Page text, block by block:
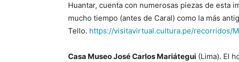
Huantar, cuenta con numerosas piezas de esta
mucho tiempo (antes de Caral) como la más
Tello. https://visitavirtual.cultura.pe/recorridos/
Casa Museo José Carlos Mariátegui (Lima). El